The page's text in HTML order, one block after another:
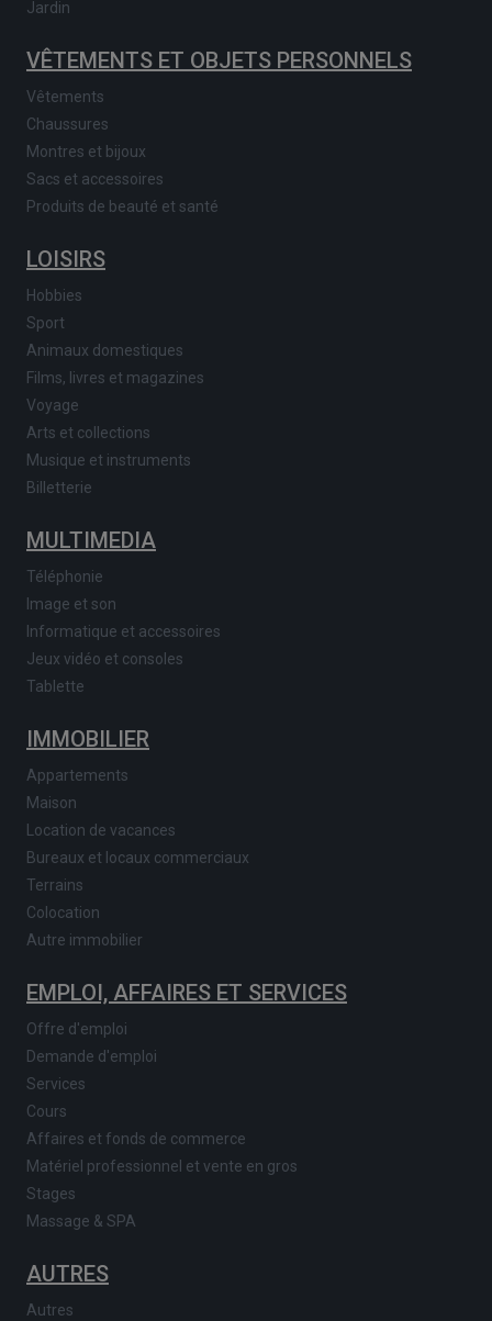
Jardin
VÊTEMENTS ET OBJETS PERSONNELS
Vêtements
Chaussures
Montres et bijoux
Sacs et accessoires
Produits de beauté et santé
LOISIRS
Hobbies
Sport
Animaux domestiques
Films, livres et magazines
Voyage
Arts et collections
Musique et instruments
Billetterie
MULTIMEDIA
Téléphonie
Image et son
Informatique et accessoires
Jeux vidéo et consoles
Tablette
IMMOBILIER
Appartements
Maison
Location de vacances
Bureaux et locaux commerciaux
Terrains
Colocation
Autre immobilier
EMPLOI, AFFAIRES ET SERVICES
Offre d'emploi
Demande d'emploi
Services
Cours
Affaires et fonds de commerce
Matériel professionnel et vente en gros
Stages
Massage & SPA
AUTRES
Autres